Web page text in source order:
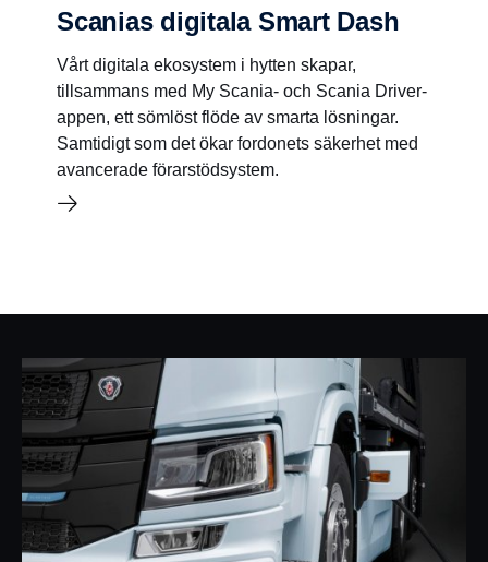
Scanias digitala Smart Dash
Vårt digitala ekosystem i hytten skapar,
tillsammans med My Scania- och Scania Driver-
appen, ett sömlöst flöde av smarta lösningar.
Samtidigt som det ökar fordonets säkerhet med
avancerade förarstödsystem.